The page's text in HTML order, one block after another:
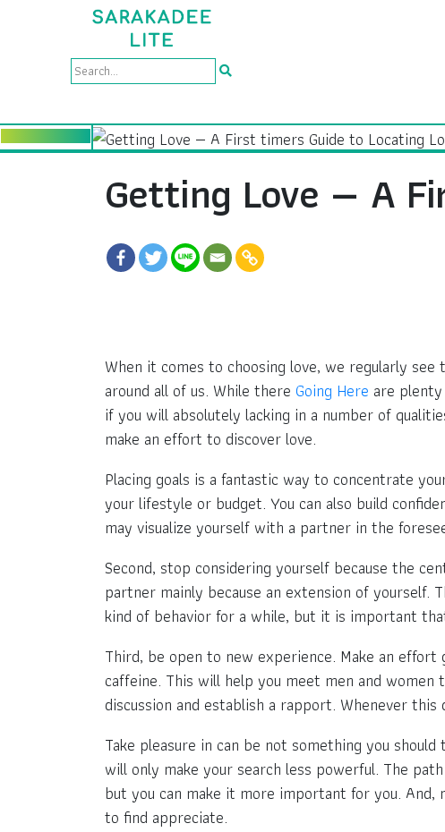
Getting Love — A
When it comes to choosing love, we regularly
around all of us. While there Going Here are
if you will absolutely lacking in a number of
make an effort to discover love.
Placing goals is a fantastic way to concentrate
your lifestyle or budget. You can also build
may visualize yourself with a partner in the
Second, stop considering yourself because the
partner mainly because an extension of yourself.
kind of behavior for a while, but it is important
Third, be open to new experience. Make an
caffeine. This will help you meet men and
discussion and establish a rapport. Whenever
Take pleasure in can be not something you
will only make your search less powerful. The
but you can make it more important for you.
to find appreciate.